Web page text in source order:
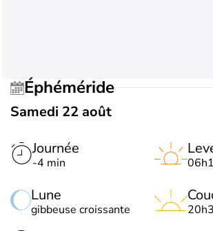
Éphéméride
Samedi 22 août
Journée
-4 min
Lune
gibbeuse croissante